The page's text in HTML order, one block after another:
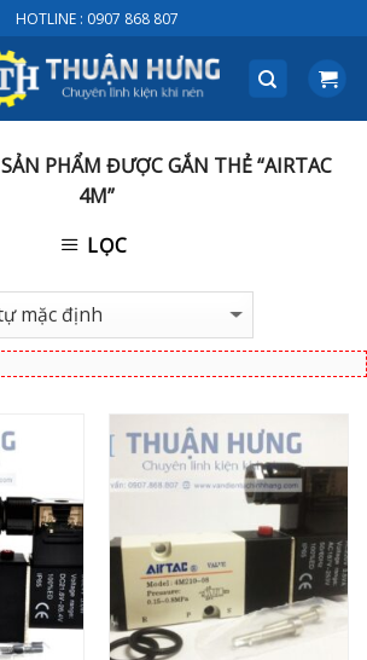
HOTLINE : 0907 868 807
SẢN PHẨM ĐƯỢC GẮN THẺ “AIRTAC
4M”
LỌC